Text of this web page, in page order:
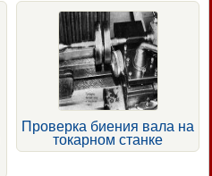
Проверка биения вала на
токарном станке